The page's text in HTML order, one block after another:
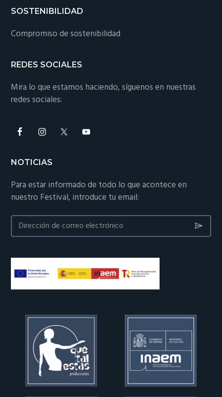
SOSTENIBILIDAD
Compromiso de sostenibilidad
REDES SOCIALES
Mira lo que estamos haciendo, síguenos en nuestras
redes sociales:
NOTICIAS
Para estar informado de todo lo que acontece en
nuestro Festival, introduce tu email: